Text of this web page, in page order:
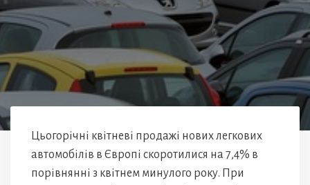
Цьогорічні квітневі продажі нових легкових
автомобілів в Європі скоротилися на 7,4% в
порівнянні з квітнем минулого року. При